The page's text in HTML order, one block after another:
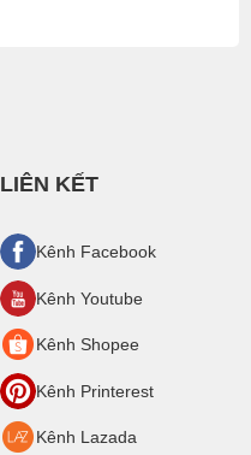
LIÊN KẾT
Kênh Facebook
Kênh Youtube
Kênh Shopee
Kênh Printerest
Kênh Lazada